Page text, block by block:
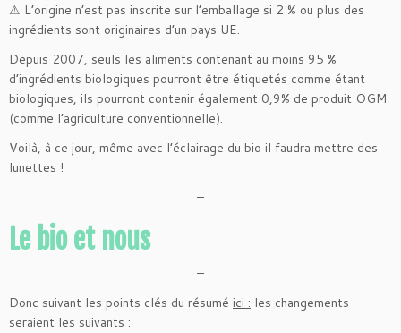
⚠ L’origine n’est pas inscrite sur l’emballage si 2 % ou plus des
ingrédients sont originaires d’un pays UE.
Depuis 2007, seuls les aliments contenant au moins 95 %
d’ingrédients biologiques pourront être étiquetés comme étant
biologiques, ils pourront contenir également 0,9% de produit OGM
(comme l’agriculture conventionnelle).
Voilà, à ce jour, même avec l’éclairage du bio il faudra mettre des
lunettes !
–
Le bio et nous
–
Donc suivant les points clés du résumé ici : les changements
seraient les suivants :